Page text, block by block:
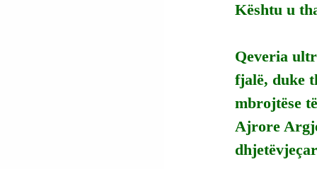
Kështu u
Qeveria
fjalë, duke
mbrojtëse
Ajrore